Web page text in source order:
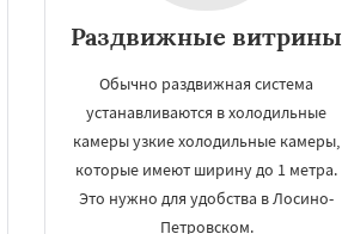
Раздвижные витрины
Обычно раздвижная система
устанавливаются в холодильные
камеры узкие холодильные камеры,
которые имеют ширину до 1 метра.
Это нужно для удобства в Лосино-
Петровском.